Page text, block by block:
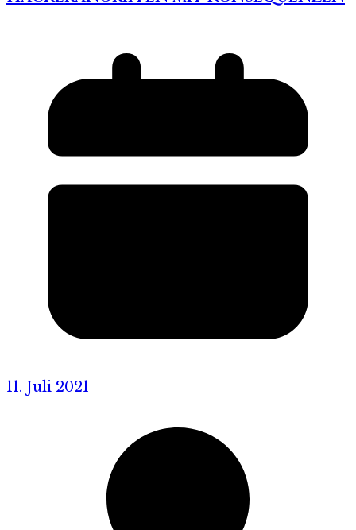
11. Juli 2021